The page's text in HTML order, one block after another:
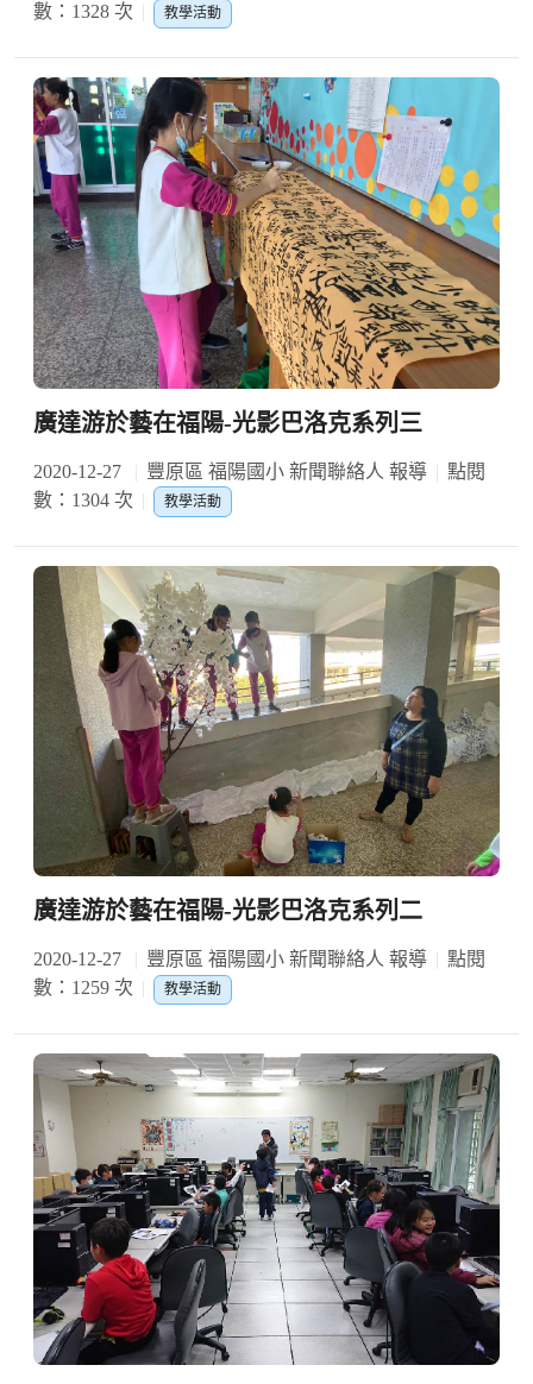
數：1328 次
教學活動
廣達游於藝在福陽-光影巴洛克系列三
2020-12-27 豐原區 福陽國小 新聞聯絡人 報導
點閱
數：1304 次
教學活動
廣達游於藝在福陽-光影巴洛克系列二
2020-12-27 豐原區 福陽國小 新聞聯絡人 報導
點閱
數：1259 次
教學活動